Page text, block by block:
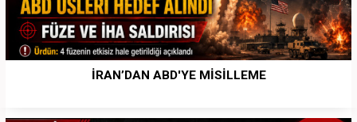
İRAN’DAN ABD'YE MİSİLLEME